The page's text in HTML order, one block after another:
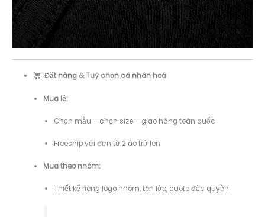
Đặt hàng & Tuỳ chọn cá nhân hoá
Mua lẻ:
Chọn mẫu – chọn size – giao hàng toàn quốc
Freeship với đơn từ 2 áo trở lên
Mua theo nhóm:
Thiết kế riêng logo nhóm, tên lớp, quote độc quyền